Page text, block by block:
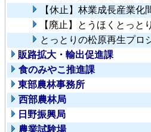
【休止】林業成長産業化
【廃止】とうほくとっと
とっとりの松原再生プロ
販路拡大・輸出促進課
食のみやこ推進課
東部農林事務所
西部農林局
日野振興局
農業試験場